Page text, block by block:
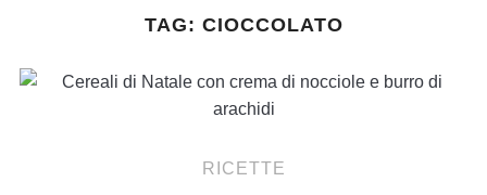
TAG: CIOCCOLATO
RICETTE